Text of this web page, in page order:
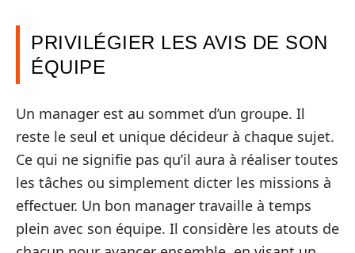
PRIVILÉGIER LES AVIS DE SON
ÉQUIPE
Un manager est au sommet d’un groupe. Il
reste le seul et unique décideur à chaque sujet.
Ce qui ne signifie pas qu’il aura à réaliser toutes
les tâches ou simplement dicter les missions à
effectuer. Un bon manager travaille à temps
plein avec son équipe. Il considère les atouts de